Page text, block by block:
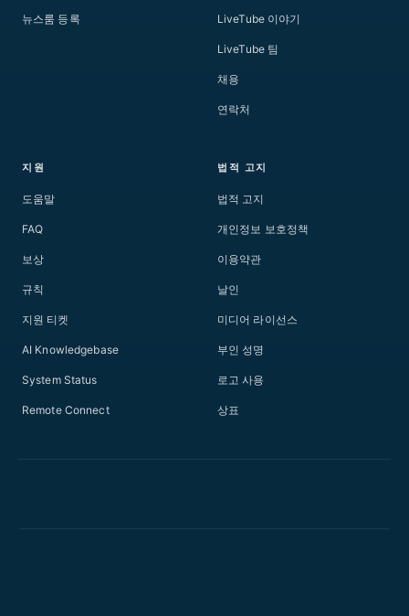
뉴스룸 등록 LiveTube 이야기
LiveTube 팀
채용
연락처
지원
도움말
FAQ
보상
규칙
지원 티켓
AI Knowledgebase
System Status
Remote Connect
법적 고지
법적 고지
개인정보 보호정책
이용약관
날인
미디어 라이선스
부인 성명
로고 사용
상표